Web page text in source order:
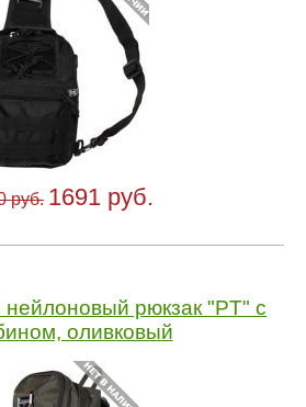
руб. 1691 руб.
нейлоновый рюкзак "PT" с
оливковый